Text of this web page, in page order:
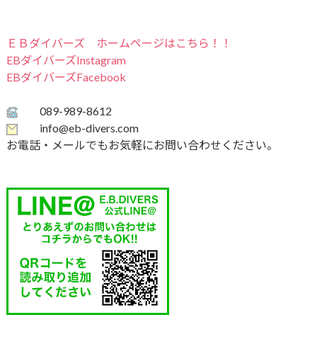
ＥＢダイバーズ ホームページはこちら！！
EBダイバーズInstagram
EBダイバーズFacebook
089-989-8612
info@eb-divers.com
お電話・メールでもお気軽にお問い合わせください。